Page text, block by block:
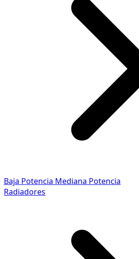
Baja Potencia Mediana Potencia
Radiadores